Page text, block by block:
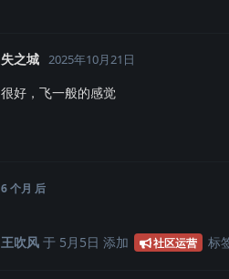
失之城 2025年10月21日
很好，飞一般的感觉
6 个月 后
王吹风 于 5月5日 添加 社区运营 标